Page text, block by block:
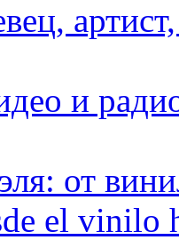
и
от
el vinilo